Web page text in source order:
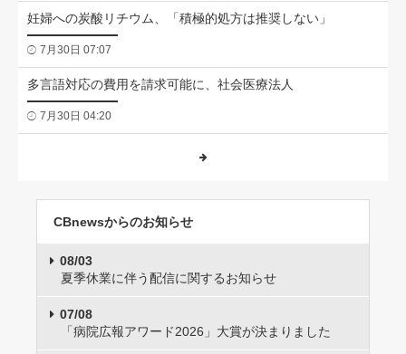
妊婦への炭酸リチウム、「積極的処方は推奨しない」
7月30日 07:07
多言語対応の費用を請求可能に、社会医療法人
7月30日 04:20
CBnewsからのお知らせ
08/03
夏季休業に伴う配信に関するお知らせ
07/08
「病院広報アワード2026」大賞が決まりました